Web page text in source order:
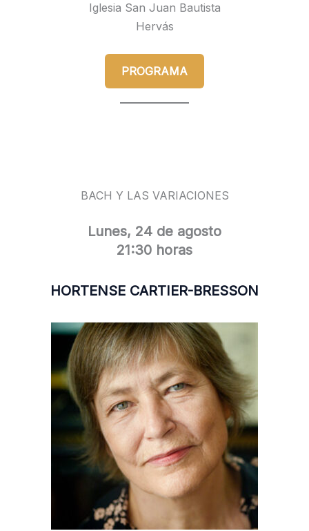
Iglesia San Juan Bautista
Hervás
PROGRAMA
BACH Y LAS VARIACIONES
Lunes, 24 de agosto
21:30 horas
HORTENSE CARTIER-BRESSON